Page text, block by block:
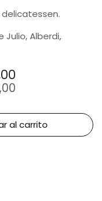
Julio, Alberdi,
al carrito